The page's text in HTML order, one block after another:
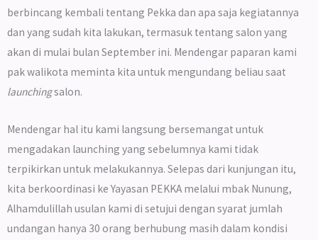
berbincang kembali tentang Pekka dan apa saja kegiatannya
dan yang sudah kita lakukan, termasuk tentang salon yang
akan di mulai bulan September ini. Mendengar paparan kami
pak walikota meminta kita untuk mengundang beliau saat
launchingsalon.
Mendengar hal itu kami langsung bersemangat untuk
mengadakan launching yang sebelumnya kami tidak
terpikirkan untuk melakukannya. Selepas dari kunjungan itu,
kita berkoordinasi ke Yayasan PEKKA melalui mbak Nunung,
Alhamdulillah usulan kami di setujui dengan syarat jumlah
undangan hanya 30 orang berhubung masih dalam kondisi